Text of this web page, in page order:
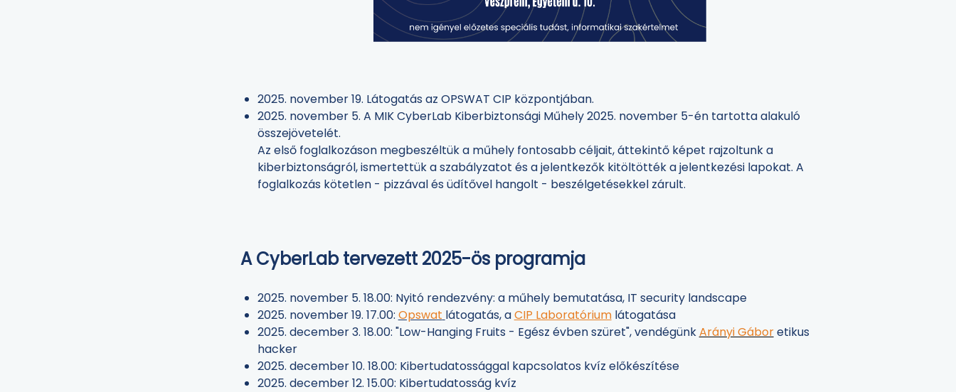
2025. november 19. Látogatás az OPSWAT CIP központjában.
2025. november 5. A MIK CyberLab Kiberbiztonsági Műhely 2025. november 5-én tartotta alakuló
összejövetelét.
Az első foglalkozáson megbeszéltük a műhely fontosabb céljait, áttekintő képet rajzoltunk a
kiberbiztonságról, ismertettük a szabályzatot és a jelentkezők kitöltötték a jelentkezési lapokat. A
foglalkozás kötetlen - pizzával és üdítővel hangolt - beszélgetésekkel zárult.
A CyberLab tervezett 2025-ös programja
2025. november 5. 18.00: Nyitó rendezvény: a műhely bemutatása, IT security landscape
2025. november 19. 17.00: Opswat látogatás, aCIP Laboratóriumlátogatása
2025. december 3. 18.00: "Low-Hanging Fruits - Egész évben szüret", vendégünkArányi Gáboretikus
hacker
2025. december 10. 18.00: Kibertudatossággal kapcsolatos kvíz előkészítése
2025. december 12. 15.00: Kibertudatosság kvíz